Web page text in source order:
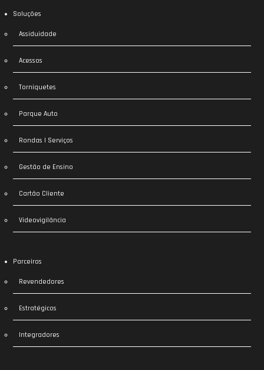
Soluções
Assiduidade
Acessos
Torniquetes
Parque Auto
Rondas | Serviços
Gestão de Ensino
Cartão Cliente
Videovigilância
Parceiros
Revendedores
Estratégicos
Integradores